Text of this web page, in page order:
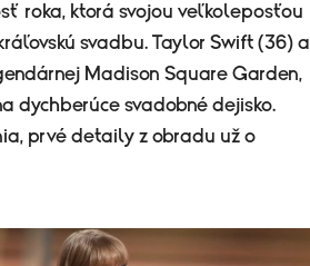
roka, ktorá svojou veľkoleposťou
svadbu. Taylor Swift (36) a
Madison Square Garden,
dychberúce svadobné dejisko.
prvé detaily z obradu už o